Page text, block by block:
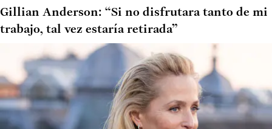
Gillian Anderson: “Si no disfrutara tanto de mi
trabajo, tal vez estaría retirada”